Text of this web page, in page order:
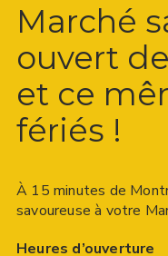
Marché
ouvert
et ce
fériés !
À 15 minutes de
savoureuse à votre
Heures d’ouverture